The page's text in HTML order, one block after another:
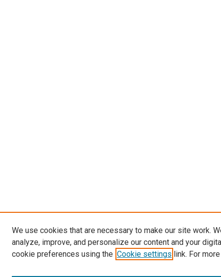
We use cookies that are necessary to make our site work.
analyze, improve, and personalize our content and your
cookie preferences using the Cookie settings link. For